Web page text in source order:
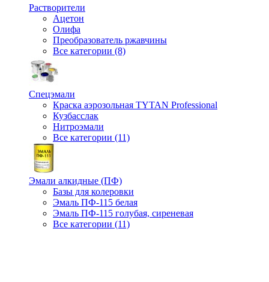
Растворители
Ацетон
Олифа
Преобразователь ржавчины
Все категории (8)
Спецэмали
Краска аэрозольная TYTAN Professional
Кузбасслак
Нитроэмали
Все категории (11)
Эмали алкидные (ПФ)
Базы для колеровки
Эмаль ПФ-115 белая
Эмаль ПФ-115 голубая, сиреневая
Все категории (11)